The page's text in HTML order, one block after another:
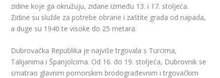
zidine koje ga okružuju, zidane između 13. i 17. stoljeća.
Zidine su služile za potrebe obrane i zaštite grada od napada,
a duge su 1940 te visoke do 25 metara.
Dubrovačka Republika je najviše trgovala s Turcima,
Talijanima i Španjolcima. Od 16. do 19. stoljeća, Dubrovnik se
smatrao glavnim pomorskim brodograđevnim i trgovačkim